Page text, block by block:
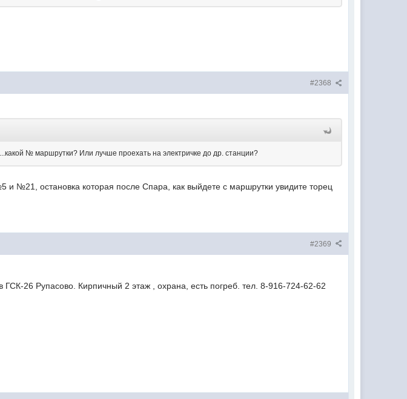
#2368
№ маршрутки? Или лучше проехать на электричке до др. станции?
и №21, остановка которая после Спара, как выйдете с маршрутки увидите торец
#2369
26 Рупасово. Кирпичный 2 этаж , охрана, есть погреб. тел. 8-916-724-62-62